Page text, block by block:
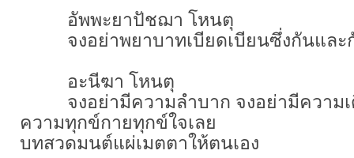
อัพพะยาปัชฌา โหนตุ
จงอย่าพยาบาทเบียดเบียนซึ่งกันและ
อะนีฆา โหนตุ
จงอย่ามีความลำบาก จงอย่ามีความเ
ความทุกข์กายทุกข์ใจเลย
บทสวดมนต์แผ่เมตตาให้ตนเอง